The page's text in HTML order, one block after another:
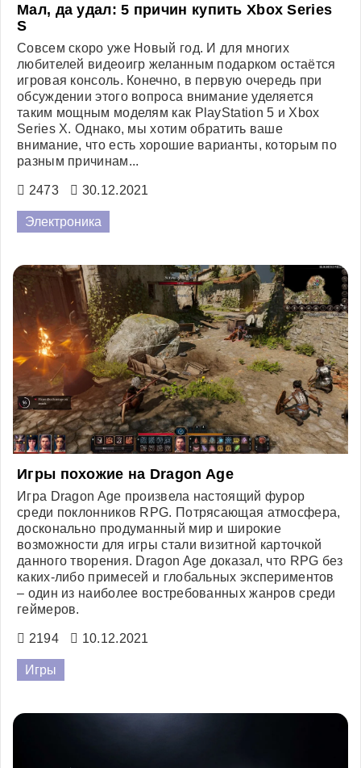
Мал, да удал: 5 причин купить Xbox Series
S
Совсем скоро уже Новый год. И для многих
любителей видеоигр желанным подарком остаётся
игровая консоль. Конечно, в первую очередь при
обсуждении этого вопроса внимание уделяется
таким мощным моделям как PlayStation 5 и Xbox
Series X. Однако, мы хотим обратить ваше
внимание, что есть хорошие варианты, которым по
разным причинам...
2473 30.12.2021
Электроника
Игры похожие на Dragon Age
Игра Dragon Age произвела настоящий фурор
среди поклонников RPG. Потрясающая атмосфера,
досконально продуманный мир и широкие
возможности для игры стали визитной карточкой
данного творения. Dragon Age доказал, что RPG без
каких-либо примесей и глобальных экспериментов
– один из наиболее востребованных жанров среди
геймеров.
2194 10.12.2021
Игры